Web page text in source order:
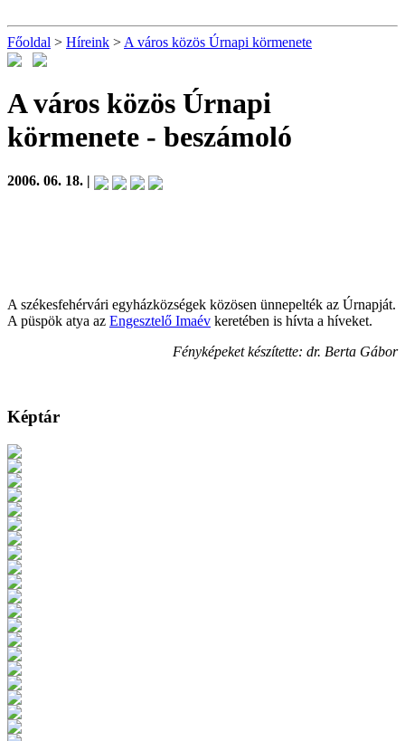
Főoldal > Híreink > A város közös Úrnapi körmenete
A város közös Úrnapi
körmenete - beszámoló
2006. 06. 18. |
A székesfehérvári egyházközségek közösen ünnepelték az Úrnapját.
A püspök atya az Engesztelő Imaév keretében is hívta a híveket.
Fényképeket készítette: dr. Berta Gábor
Képtár